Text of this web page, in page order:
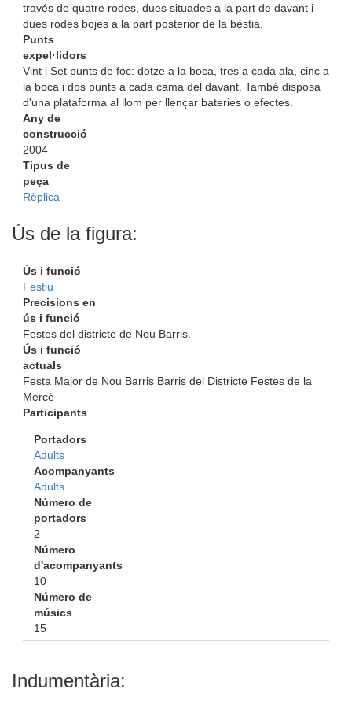
través de quatre rodes, dues situades a la part de davant i
dues rodes bojes a la part posterior de la bèstia.
Punts
expel·lidors
Vint i Set punts de foc: dotze a la boca, tres a cada ala, cinc a
la boca i dos punts a cada cama del davant. També disposa
d'una plataforma al llom per llençar bateries o efectes.
Any de
construcció
2004
Tipus de
peça
Rèplica
Ús de la figura:
Ús i funció
Festiu
Precisions en
ús i funció
Festes del districte de Nou Barris.
Ús i funció
actuals
Festa Major de Nou Barris Barris del Districte Festes de la
Mercè
Participants
Portadors
Adults
Acompanyants
Adults
Número de
portadors
2
Número
d'acompanyants
10
Número de
músics
15
Indumentària: